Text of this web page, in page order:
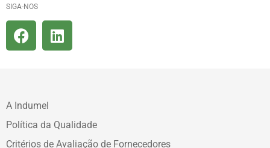
SIGA-NOS
A Indumel
Política da Qualidade
Critérios de Avaliação de Fornecedores